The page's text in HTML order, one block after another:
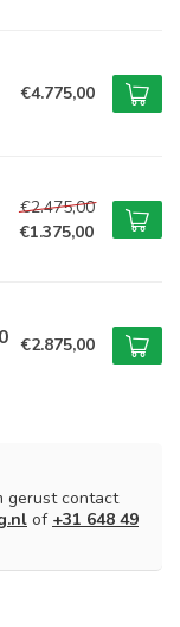
€4.775,00
€2.475,00
€1.375,00
€2.875,00
gerust contact
of +31 648 49